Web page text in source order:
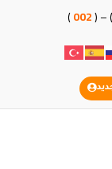
) – (
002
)